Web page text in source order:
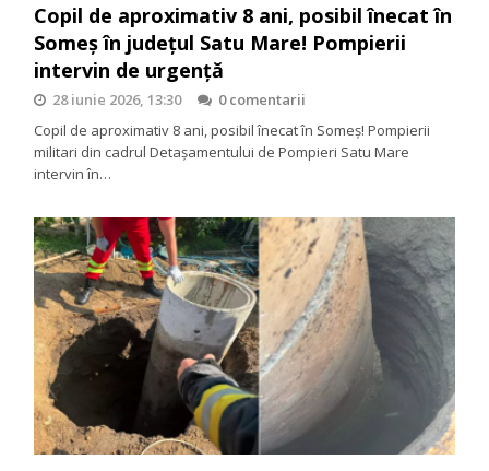
Copil de aproximativ 8 ani, posibil înecat în
Someș în județul Satu Mare! Pompierii
intervin de urgență
28 iunie 2026, 13:30
0 comentarii
Copil de aproximativ 8 ani, posibil înecat în Someș! Pompierii
militari din cadrul Detașamentului de Pompieri Satu Mare
intervin în…